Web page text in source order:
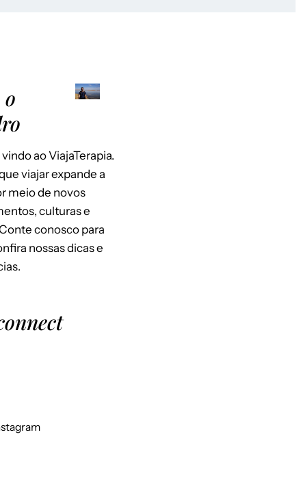
ao ViajaTerapia.
viajar expande a
meio de novos
culturas e
conosco para
nossas dicas e